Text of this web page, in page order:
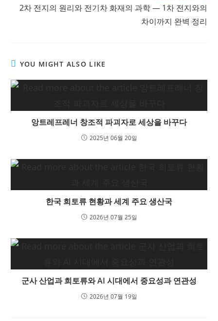
2차 전지의 원리와 전기차 화재의 과학 — 1차 전지와의
차이까지 완벽 정리
YOU MIGHT ALSO LIKE
앙트레프레너 창조적 파괴자로 세상을 바꾸다
2025년 06월 20일
한국 희토류 현황과 세계 주요 생산국
2026년 07월 25일
군사 산업과 희토류와 AI 시대에서 중요성과 연관성
2026년 07월 19일